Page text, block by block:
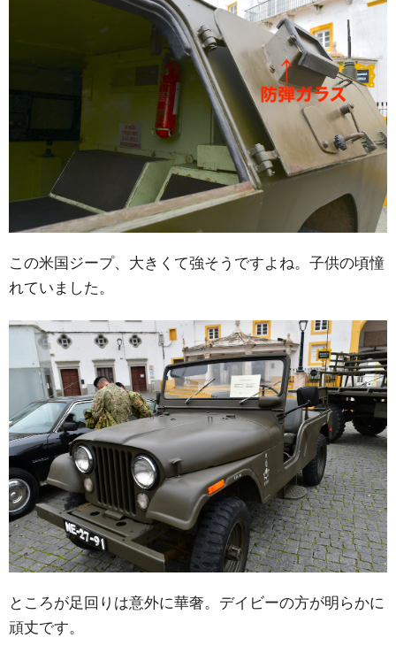
この米国ジープ、大きくて強そうですよね。子供の頃憧
れていました。
ところが足回りは意外に華奢。デイビーの方が明らかに
頑丈です。